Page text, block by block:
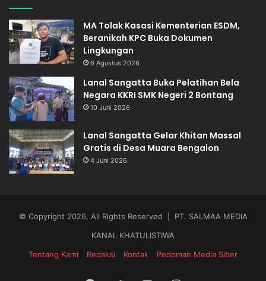
MA Tolak Kasasi Kementerian ESDM,
Beranikah KPC Buka Dokumen
Lingkungan
6 Agustus 2026
Lanal Sangatta Buka Pelatihan Bela
Negara KKRI SMK Negeri 2 Bontang
10 Juni 2026
Lanal Sangatta Gelar Khitan Massal
Gratis di Desa Muara Bengalon
4 Juni 2026
© Copyright 2026, All Rights Reserved | PT. SALMAA MEDIA
KANAL KHATULISTIWA
Tentang Kami
Redaksi Kontak Pedoman Media Siber